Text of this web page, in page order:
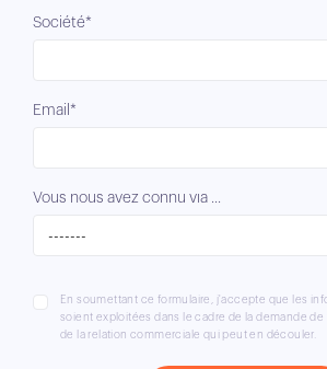
Société*
Email*
Vous nous avez connu via ...
-------
En soumettant ce formulaire, j'accepte que les
soient exploitées dans le cadre de la demande
de la relation commerciale qui peut en découler.